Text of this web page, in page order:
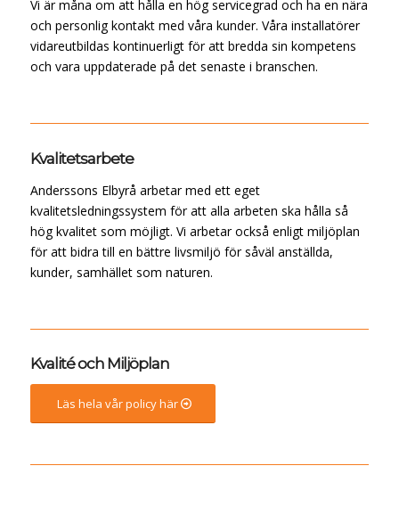
Vi är måna om att hålla en hög servicegrad och ha en nära
och personlig kontakt med våra kunder. Våra installatörer
vidareutbildas kontinuerligt för att bredda sin kompetens
och vara uppdaterade på det senaste i branschen.
Kvalitetsarbete
Anderssons Elbyrå arbetar med ett eget
kvalitetsledningssystem för att alla arbeten ska hålla så
hög kvalitet som möjligt. Vi arbetar också enligt miljöplan
för att bidra till en bättre livsmiljö för såväl anställda,
kunder, samhället som naturen.
Kvalité och Miljöplan
Läs hela vår policy här